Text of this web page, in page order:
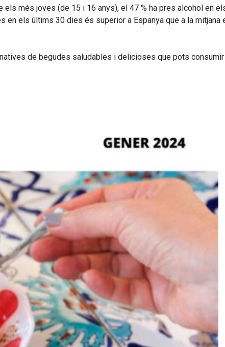
més joves (de 15 i 16 anys), el 47 % ha pres alcohol en
els últims 30 dies és superior a Espanya que a la mitjana
de begudes saludables i delicioses que pots